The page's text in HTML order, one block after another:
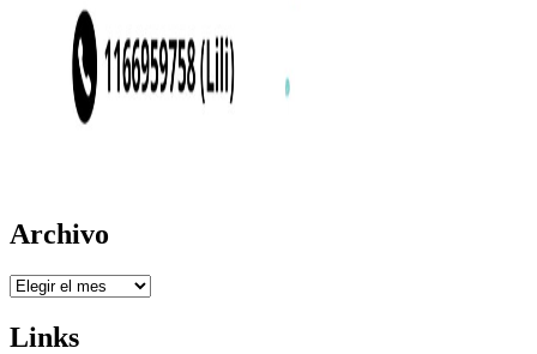
Archivo
Archivo
Links